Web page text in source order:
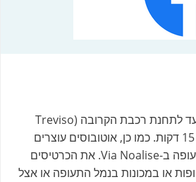
קו אוטובוס מס' 6 נוסע עד לתחנת רכבת הקרובה (Treviso
Centrale). הוא יוצא כל 15 דקות. כמו כן, אוטובוסים עוצרים
מימין ליציאה משדה התעופה ב-Via Noalise. את הכרטיסים
או במכונות בנמל התעופה או אצל